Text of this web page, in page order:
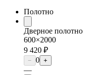
Полотно
Дверное полотно
600×2000
9 420 ₽
− 0 +
—